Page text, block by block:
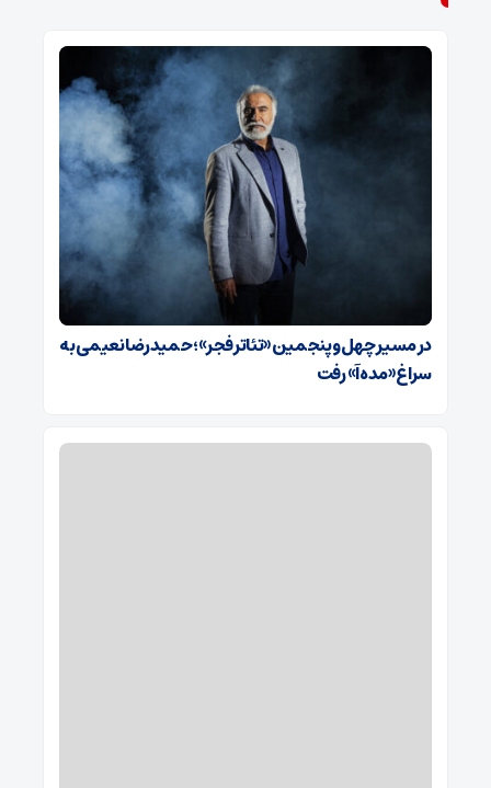
در مسیر چهل‌وپنجمین «تئاتر فجر»؛ حمیدرضا نعیمی به
سراغ «مده‌آ» رفت